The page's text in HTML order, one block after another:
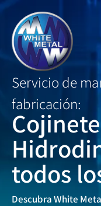
Servicio de
fabricación:
todos
Descubra White